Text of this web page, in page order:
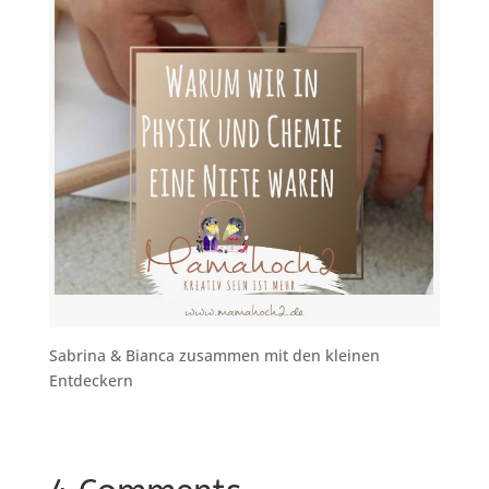
Sabrina & Bianca zusammen mit den kleinen
Entdeckern